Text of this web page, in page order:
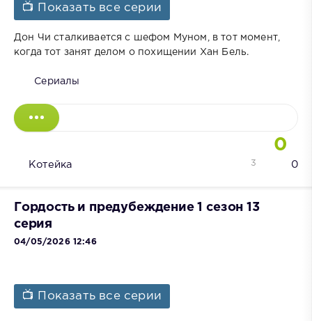
📺 Показать все серии
Дон Чи сталкивается с шефом Муном, в тот момент,
когда тот занят делом о похищении Хан Бель.
Сериалы
0
Котейка 0
3
Гордость и предубеждение 1 сезон 13
серия
04/05/2026 12:46
📺 Показать все серии